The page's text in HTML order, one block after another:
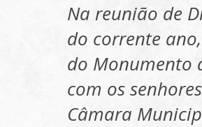
Na reunião de
do corrente
do Monumento
com os
Câmara